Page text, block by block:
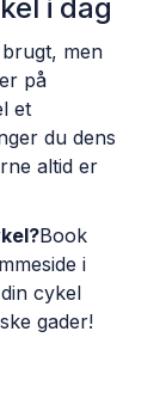
i dag
men
på
et
du dens
altid er
Book
i
cykel
gader!